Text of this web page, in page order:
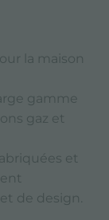
la maison
gamme
gaz et
et
de design.